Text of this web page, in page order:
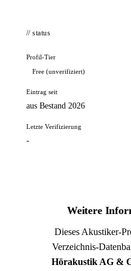
// status
Profil-Tier
Free (unverifiziert)
Eintrag seit
aus Bestand 2026
Letzte Verifizierung
-
Weitere
Dieses Akustiker-
Verzeichnis-
Hörakustik AG &